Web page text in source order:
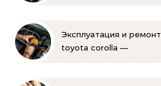
Эксплуатация и ремонт
toyota corolla —